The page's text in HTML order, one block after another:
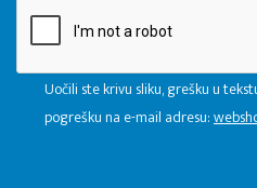
Uočili ste krivu sliku, grešku u
pogrešku na e-mail adresu: